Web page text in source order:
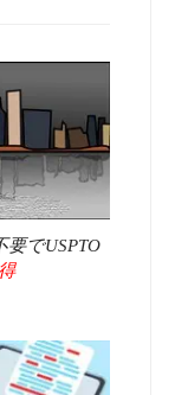
でUSPTO
得